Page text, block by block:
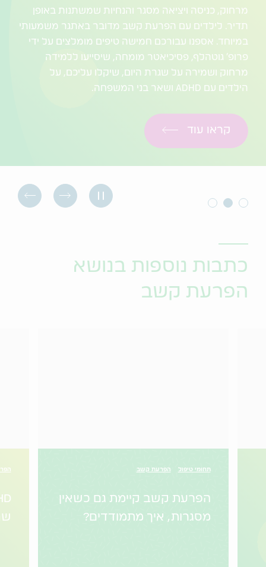
מרחוק, כניסה ויציאה מסגר והנחיות שמשתנות באופן
תדיר. לילדים עם הפרעת קשב מדובר באתגר משמעותי
במיוחד. אספנו עבורכם חמישה טיפים מומלצים על ידי
פרופ' גוטהלף, פסיכיאטר מומחה, שיסייעו ללמידה
מרחוק ושמירה על שגרת היום, שיקלו עליכם, על
הילדים עם ADHD ושאר בני המשפחה.
קראו עוד
כתבות נוספות בנושא
הפרעת קשב
תחומי טיפול הפרעת קשב
הפרעת קשב קיימת גם כשאין
מסגרות, איך מתמודדים?